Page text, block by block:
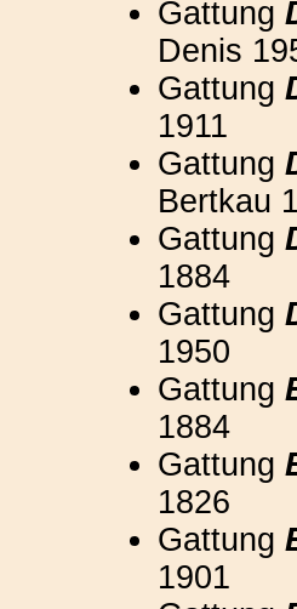
Gattung
Denis
Gattung
1911
Gattung
Bertkau
Gattung
1884
Gattung
1950
Gattung
1884
Gattung
1826
Gattung
1901